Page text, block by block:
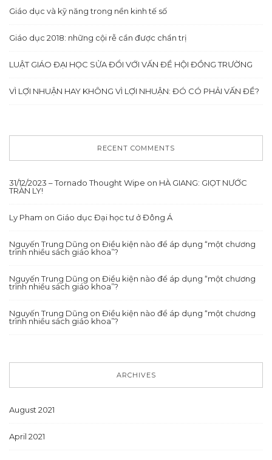
Giáo dục và kỹ năng trong nền kinh tế số
Giáo dục 2018: những cội rễ cần được chẩn trị
LUẬT GIÁO ĐẠI HỌC SỬA ĐỔI VỚI VẤN ĐỀ HỘI ĐỒNG TRƯỜNG
VÌ LỢI NHUẬN HAY KHÔNG VÌ LỢI NHUẬN: ĐÓ CÓ PHẢI VẤN ĐỀ?
RECENT COMMENTS
31/12/2023 – Tornado Thought Wipe on HÀ GIANG: GIỌT NƯỚC
TRÀN LY!
Ly Pham on Giáo dục Đại học tư ở Đông Á
Nguyến Trung Dũng on Điều kiện nào để áp dụng “một chương
trình nhiều sách giáo khoa”?
Nguyến Trung Dũng on Điều kiện nào để áp dụng “một chương
trình nhiều sách giáo khoa”?
Nguyến Trung Dũng on Điều kiện nào để áp dụng “một chương
trình nhiều sách giáo khoa”?
ARCHIVES
August 2021
April 2021